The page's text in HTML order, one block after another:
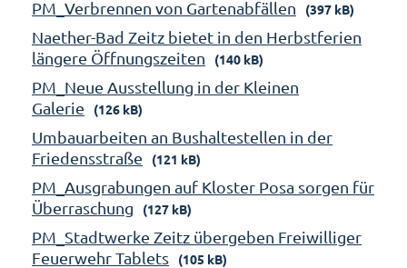
PM_Verbrennen von Gartenabfällen (397 kB)
Naether-Bad Zeitz bietet in den Herbstferien
längere Öffnungszeiten
(140 kB)
PM_Neue Ausstellung in der Kleinen
Galerie
(126 kB)
Umbauarbeiten an Bushaltestellen in der
Friedensstraße
(121 kB)
PM_Ausgrabungen auf Kloster Posa sorgen für
Überraschung
(127 kB)
PM_Stadtwerke Zeitz übergeben Freiwilliger
Feuerwehr Tablets
(105 kB)